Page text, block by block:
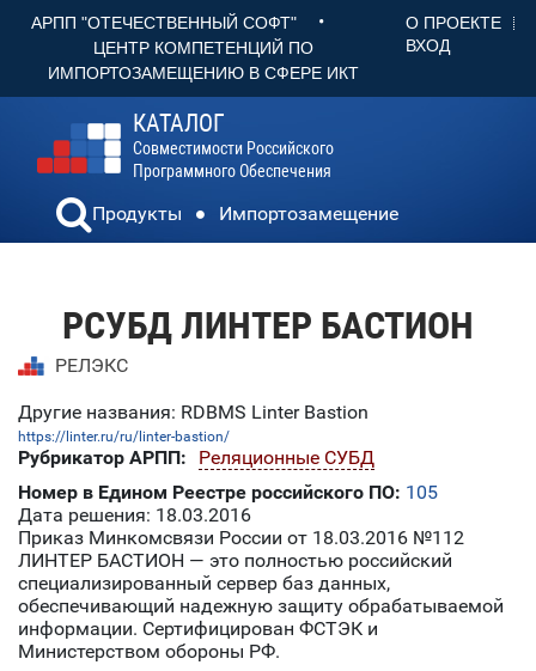
АРПП "ОТЕЧЕСТВЕННЫЙ СОФТ" •
ЦЕНТР КОМПЕТЕНЦИЙ ПО
ИМПОРТОЗАМЕЩЕНИЮ В СФЕРЕ ИКТ
О ПРОЕКТЕ
ВХОД
КАТАЛОГ
Совместимости Российского
Программного Обеспечения
Продукты Импортозамещение
РСУБД ЛИНТЕР БАСТИОН
РЕЛЭКС
Другие названия: RDBMS Linter Bastion
https://linter.ru/ru/linter-bastion/
Рубрикатор АРПП:
Реляционные СУБД
Номер в Едином Реестре российского ПО: 105
Дата решения: 18.03.2016
Приказ Минкомсвязи России от 18.03.2016 №112
ЛИНТЕР БАСТИОН — это полностью российский
специализированный сервер баз данных,
обеспечивающий надежную защиту обрабатываемой
информации. Сертифицирован ФСТЭК и
Министерством обороны РФ.